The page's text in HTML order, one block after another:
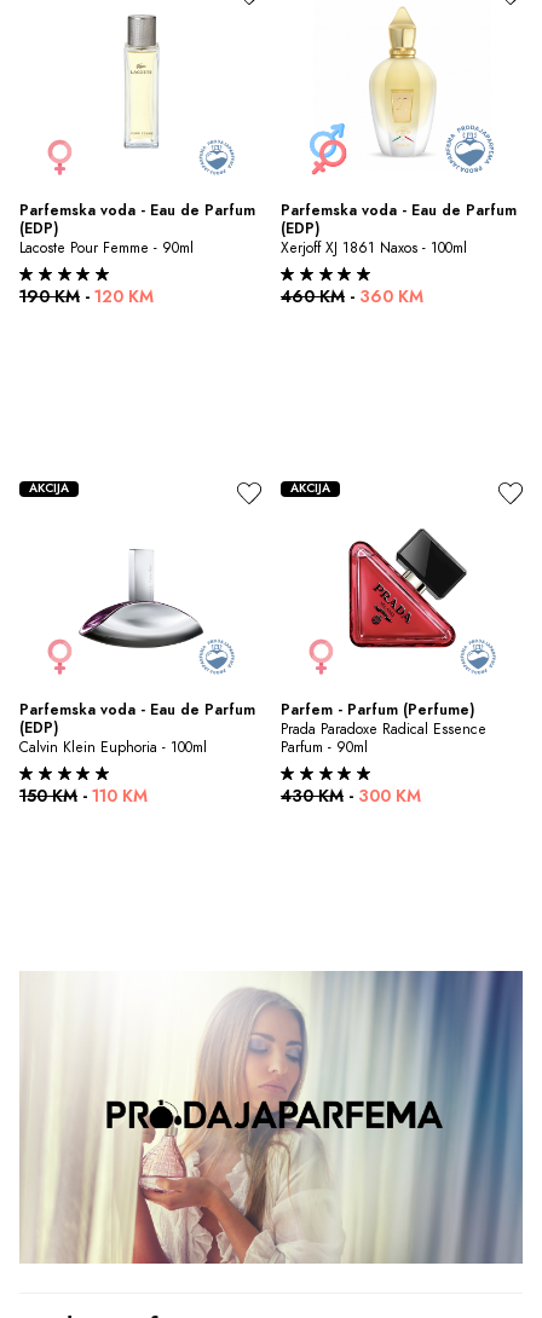
Parfemska voda - Eau de Parfum
(EDP)
Lacoste Pour Femme - 90ml
190 KM - 120 KM
Parfemska voda - Eau de Parfum
(EDP)
Xerjoff XJ 1861 Naxos - 100ml
460 KM - 360 KM
Parfemska voda - Eau de Parfum
(EDP)
Calvin Klein Euphoria - 100ml
150 KM - 110 KM
AKCIJA
Parfem - Parfum (Perfume)
Prada Paradoxe Radical Essence
Parfum - 90ml
430 KM - 300 KM
AKCIJA